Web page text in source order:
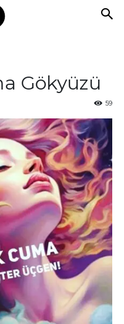
Gökyüzü
59